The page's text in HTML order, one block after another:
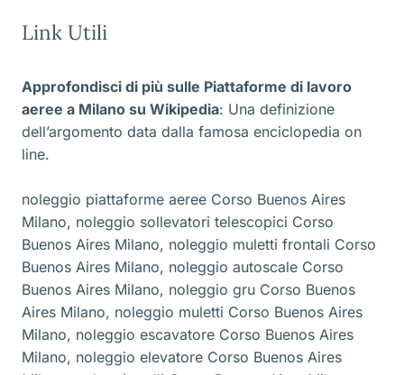
Link Utili
Approfondisci di più sulle Piattaforme di lavoro
aeree a Milano su Wikipedia: Una definizione
dell’argomento data dalla famosa enciclopedia on
line.
noleggio piattaforme aeree Corso Buenos Aires
Milano, noleggio sollevatori telescopici Corso
Buenos Aires Milano, noleggio muletti frontali Corso
Buenos Aires Milano, noleggio autoscale Corso
Buenos Aires Milano, noleggio gru Corso Buenos
Aires Milano, noleggio muletti Corso Buenos Aires
Milano, noleggio escavatore Corso Buenos Aires
Milano, noleggio elevatore Corso Buenos Aires